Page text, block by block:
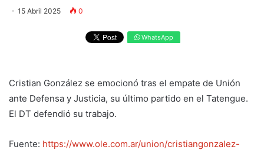
15 Abril 2025 0
WhatsApp
Cristian González se emocionó tras el empate de Unión
ante Defensa y Justicia, su último partido en el Tatengue.
El DT defendió su trabajo.
Fuente: https://www.ole.com.ar/union/cristiangonzalez-